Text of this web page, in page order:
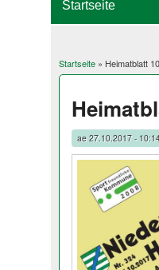
Sie sind
Startseite» Heimatblatt
ae27.10.2017 -